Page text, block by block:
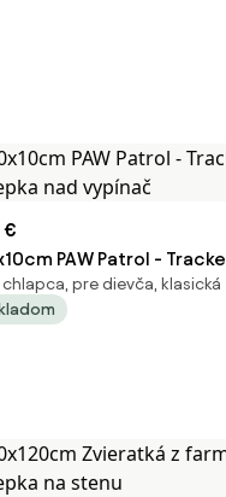
€
PAW Patrol -
vypínač
chlapca, pre dievča, klasická